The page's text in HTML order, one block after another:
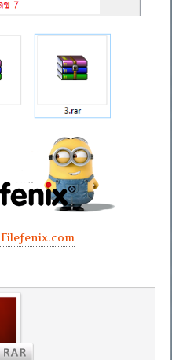
Filefenix.com